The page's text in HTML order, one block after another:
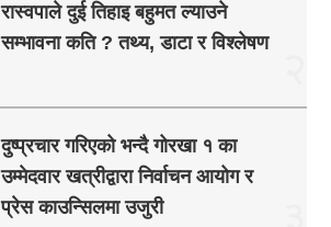
रास्वपाले दुई तिहाइ बहुमत ल्याउने
सम्भावना कति ? तथ्य, डाटा र विश्लेषण
दुष्प्रचार गरिएको भन्दै गोरखा १ का
उम्मेदवार खत्रीद्वारा निर्वाचन आयोग र
प्रेस काउन्सिलमा उजुरी